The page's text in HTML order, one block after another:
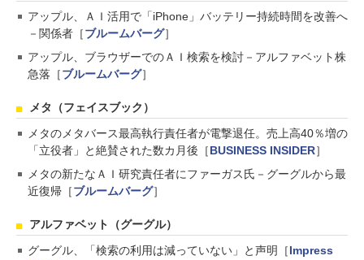
アップル、ＡＩ活用で「iPhone」バッテリー持続時間を改善へ
－関係者［ブルームバーグ］
アップル、ブラウザーでのＡＩ検索を検討－アルファベット株
急落［ブルームバーグ］
メタ（フェイスブック）
メタのメタバース最高執行責任者が電撃退任。売上高40％増の
「立役者」と絶賛された数カ月後［BUSINESS INSIDER］
メタの新たなＡＩ研究責任者にファーガス氏－グーグルから最
近復帰［ブルームバーグ］
アルファベット（グーグル）
グーグル、「検索の利用は減っていない」と声明［Impress